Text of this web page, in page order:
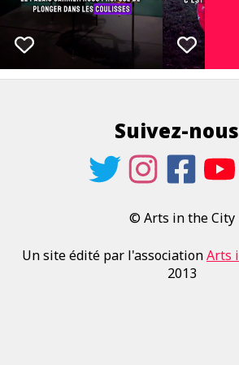
Suivez-
© Arts in the City
Un site édité par l'associationArts
2013